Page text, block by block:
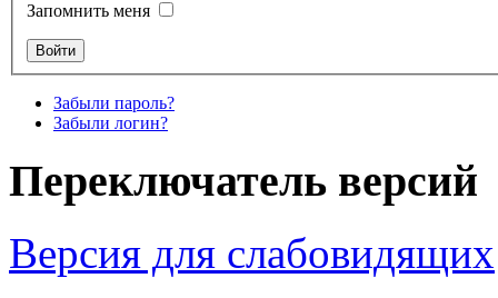
Запомнить меня
Забыли пароль?
Забыли логин?
Переключатель версий
Версия для слабовидящих